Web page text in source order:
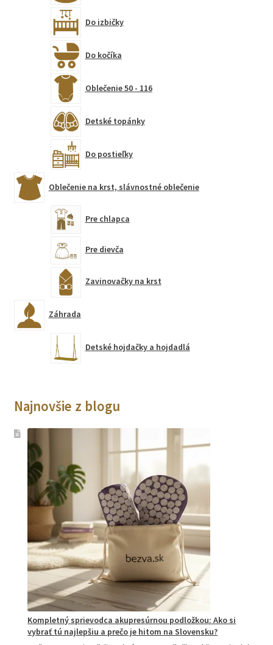
Do izbičky
Do kočíka
Oblečenie 50 - 116
Detské topánky
Do postieľky
Oblečenie na krst, slávnostné oblečenie
Pre chlapca
Pre dievča
Zavinovačky na krst
Záhrada
Detské hojdačky a hojdadlá
Najnovšie z blogu
Kompletný sprievodca akupresúrnou podložkou: Ako si
vybrať tú najlepšiu a prečo je hitom na Slovensku?